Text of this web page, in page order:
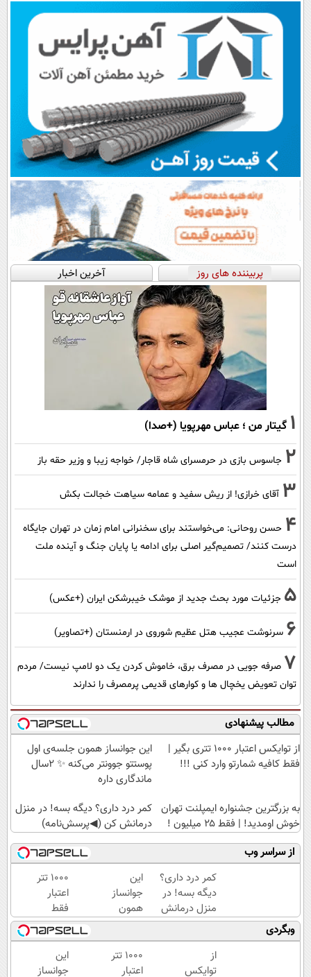
پربیننده های روز آخرین اخبار
1 گیتار من ؛ عباس مهرپویا (+صدا)
2 جاسوس بازی در حرمسرای شاه قاجار/ خواجه زیبا و وزیر حقه باز
3 آقای خرازی! از ریش سفید و عمامه سیاهت خجالت بکش
4 حسن روحانی: می‌خواستند برای سخنرانی امام زمان در تهران جایگاه
درست کنند/ تصمیم‌گیر اصلی برای ادامه یا پایان جنگ و آینده ملت
است
5 جزئیات مورد بحث جدید از موشک خیبرشکن ایران (+عکس)
6 سرنوشت عجیب هتل عظیم شوروی در ارمنستان (+تصاویر)
7 صرفه جویی در مصرف برق، خاموش کردن یک دو لامپ نیست/ مردم
توان تعویض یخچال ها و کوارهای قدیمی پرمصرف را ندارند
مطالب پیشنهادی
از توایکس اعتبار ۱۰۰۰ تتری بگیر |
فقط کافیه شمارتو وارد کنی !!!
این جوانساز همون جلسه‌ی اول
پوستتو جوونتر می‌کنه ✨ 2سال
ماندگاری داره
به بزرگترین جشنواره ایمپلنت تهران
خوش اومدید! | فقط ۲۵ میلیون !
کمر درد داری؟ دیگه بسه! در منزل
درمانش کن (◀پرسش‌نامه)
از سراسر وب
کمر درد داری؟
دیگه بسه! در
منزل درمانش
کن
(◀پرسش‌نامه)
این
جوانساز
همون
جلسه‌ی
اول
پوستتو
جوونتر
۱۰۰۰ تتر
اعتبار
فقط
برای
شما که
علاقه
مند به
وبگردی
از
توایکس
۱۰۰۰ تتر
اعتبار
این
جوانساز